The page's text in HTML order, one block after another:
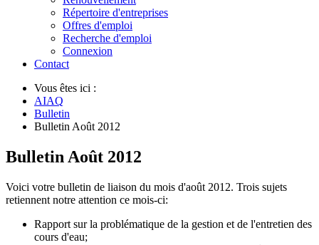
Répertoire d'entreprises
Offres d'emploi
Recherche d'emploi
Connexion
Contact
Vous êtes ici :
AIAQ
Bulletin
Bulletin Août 2012
Bulletin Août 2012
Voici votre bulletin de liaison du mois d'août 2012. Trois sujets
retiennent notre attention ce mois-ci:
Rapport sur la problématique de la gestion et de l'entretien des
cours d'eau;